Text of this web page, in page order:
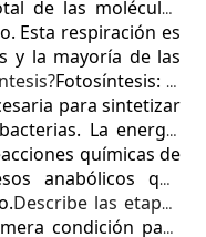
de las moléculas
Esta respiración es
y la mayoría de las
Fotosíntesis: la
para sintetizar
La energía
químicas de
anabólicos que
Describe las etapas
condición para